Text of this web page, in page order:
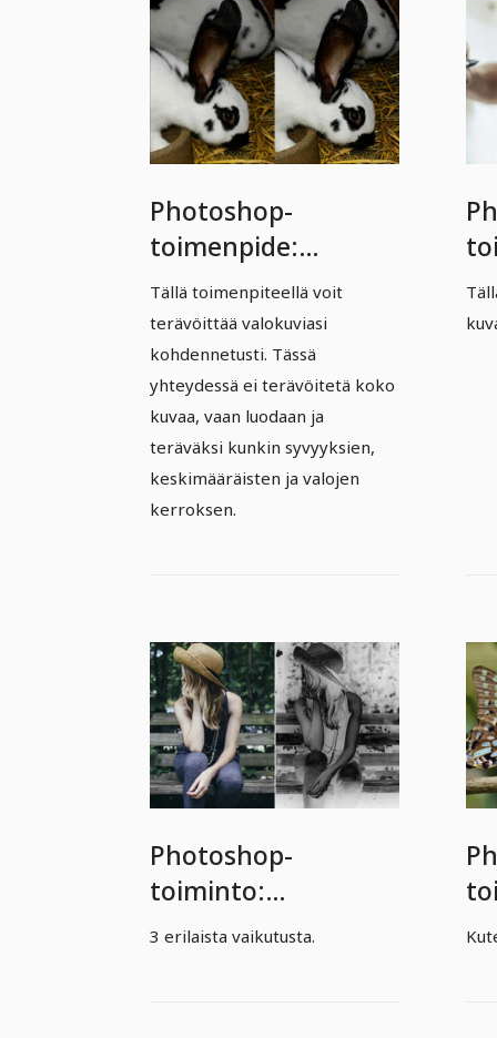
Photoshop-
toimenpide:
Tarkennettu
terävöittäminen
Tällä toimenpiteellä voit
terävöittää valokuviasi
kohdennetusti. Tässä
yhteydessä ei terävöitetä koko
kuvaa, vaan luodaan ja
teräväksi kunkin syvyyksien,
keskimääräisten ja valojen
kerroksen.
ja
Photoshop-
toiminto:
Valokuvatehosteet
3 erilaista vaikutusta.